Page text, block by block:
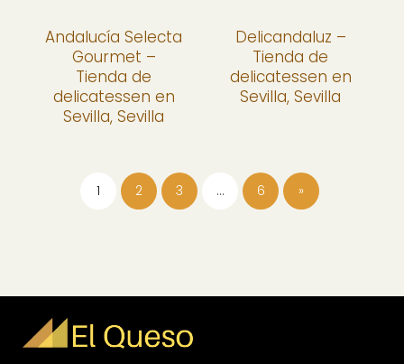
Andalucía Selecta
Gourmet –
Tienda de
delicatessen en
Sevilla, Sevilla
Delicandaluz –
Tienda de
delicatessen en
Sevilla, Sevilla
1 2 3 … 6 »